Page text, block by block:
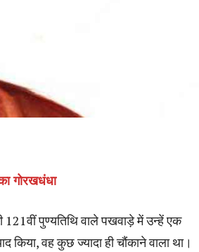
गोरखधंधा
पुण्यतिथि वाले पखवाड़े में उन्हें एक
किया, वह कुछ ज्यादा ही चौंकाने वाला था।